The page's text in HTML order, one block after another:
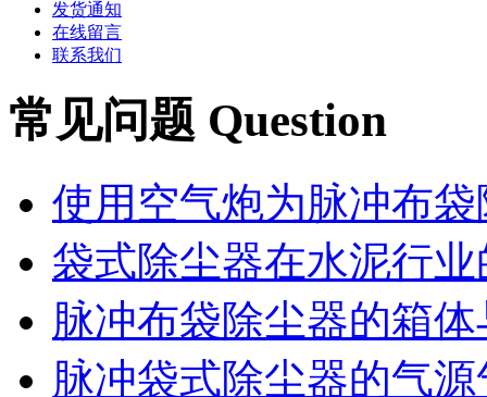
发货通知
在线留言
联系我们
常见问题 Question
使用空气炮为脉冲布
袋式除尘器在水泥行
脉冲布袋除尘器的箱
脉冲袋式除尘器的气